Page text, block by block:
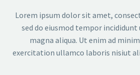
Lorem ipsum dolor sit amet,
sed do eiusmod tempor
magna aliqua. Ut enim ad
exercitation ullamco laboris nisiut